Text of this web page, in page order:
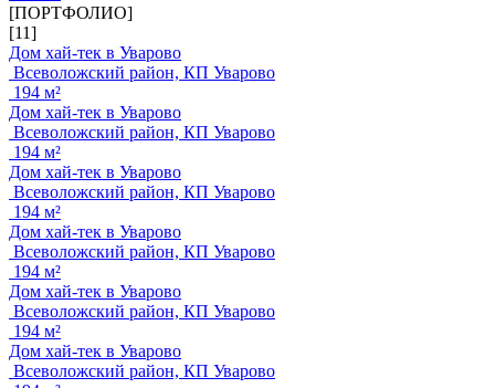
[ПОРТФОЛИО]
[11]
Дом хай-тек в Уварово
Всеволожский район, КП Уварово
194 м²
Дом хай-тек в Уварово
Всеволожский район, КП Уварово
194 м²
Дом хай-тек в Уварово
Всеволожский район, КП Уварово
194 м²
Дом хай-тек в Уварово
Всеволожский район, КП Уварово
194 м²
Дом хай-тек в Уварово
Всеволожский район, КП Уварово
194 м²
Дом хай-тек в Уварово
Всеволожский район, КП Уварово